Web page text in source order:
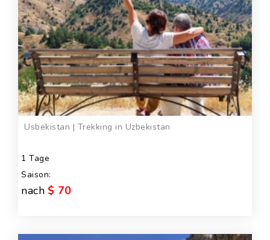
Usbekistan | Trekking in Uzbekistan
1 Tage
Saison:
nach $ 70